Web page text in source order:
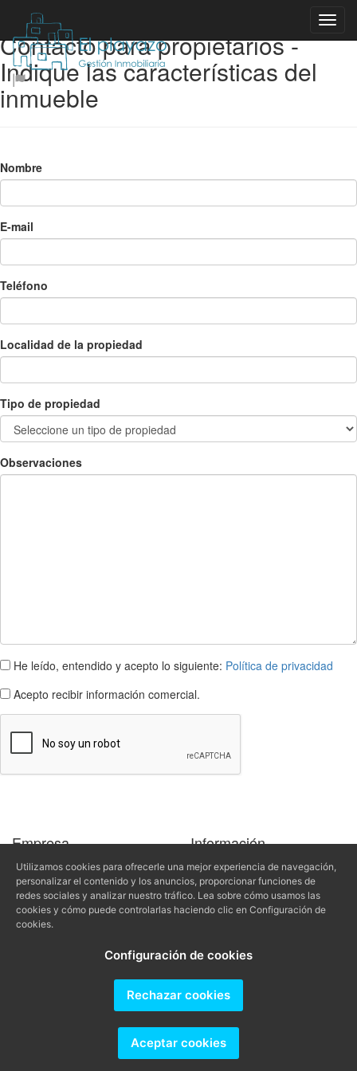
Contacto para propietarios -
Indique las características del
inmueble
Nombre
E-mail
Teléfono
Localidad de la propiedad
Tipo de propiedad
Observaciones
He leído, entendido y acepto lo siguiente: Política de privacidad
Acepto recibir información comercial.
Empresa
Contacto
Quiénes somos
Propietarios
Información
Aviso Legal - LSSI - LOPD
Política de privacidad
Política de cookies
Condiciones de reserva
(+34) 950 388
elplayazo@elplayazo.com
Utilizamos cookies para ofrecerle una mejor experiencia de navegación,
personalizar el contenido y los anuncios, proporcionar funciones de
redes sociales y analizar nuestro tráfico. Lea sobre cómo usamos las
cookies y cómo puede controlarlas haciendo clic en Configuración de
cookies.
Configuración de cookies
Rechazar cookies
Aceptar cookies